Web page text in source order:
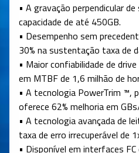
• A gravação perpendicular
capacidade de até 450GB.
• Desempenho sem
30% na sustentação taxa de
• Maior confiabilidade de
em MTBF de 1,6 milhão de
• A tecnologia PowerTrim ™,
oferece 62% melhoria em
• A tecnologia avançada de
taxa de erro irrecuperável de
• Disponível em interfaces FC